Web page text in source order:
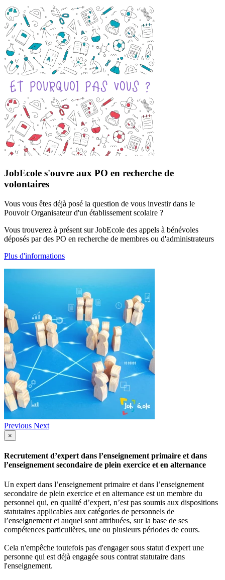
JobEcole s'ouvre aux PO en recherche de
volontaires
Vous vous êtes déjà posé la question de vous investir dans le
Pouvoir Organisateur d'un établissement scolaire ?
Vous trouverez à présent sur JobEcole des appels à bénévoles
déposés par des PO en recherche de membres ou d'administrateurs
Plus d'informations
Previous Next
×
Recrutement d’expert dans l’enseignement primaire et dans
l’enseignement secondaire de plein exercice et en alternance
Un expert dans l’enseignement primaire et dans l’enseignement
secondaire de plein exercice et en alternance est un membre du
personnel qui, en qualité d’expert, n’est pas soumis aux dispositions
statutaires applicables aux catégories de personnels de
l’enseignement et auquel sont attribuées, sur la base de ses
compétences particulières, une ou plusieurs périodes de cours.
Cela n'empêche toutefois pas d'engager sous statut d'expert une
personne qui est déjà engagée sous contrat statutaire dans
l'enseignement.